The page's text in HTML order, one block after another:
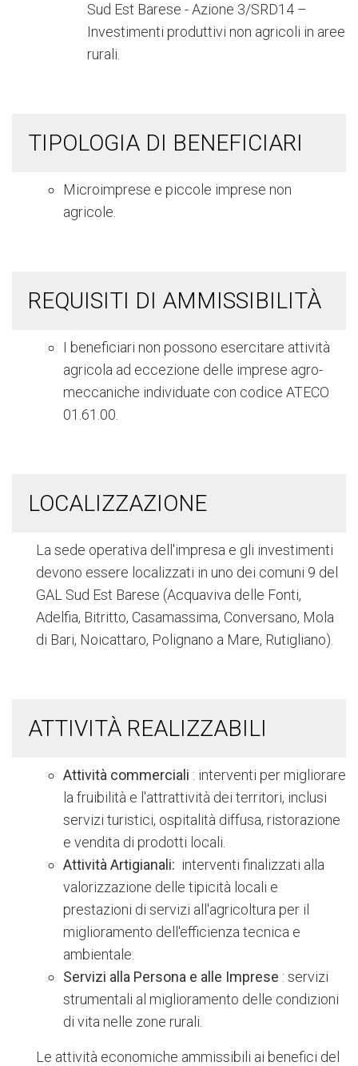
Sud Est Barese - Azione 3/SRD14 –
Investimenti produttivi non agricoli in aree
rurali.
TIPOLOGIA DI BENEFICIARI
Microimprese e piccole imprese non
agricole.
REQUISITI DI AMMISSIBILITÀ
I beneficiari non possono esercitare attività
agricola ad eccezione delle imprese agro-
meccaniche individuate con codice ATECO
01.61.00.
LOCALIZZAZIONE
La sede operativa dell'impresa e gli investimenti
devono essere localizzati in uno dei comuni 9 del
GAL Sud Est Barese (Acquaviva delle Fonti,
Adelfia, Bitritto, Casamassima, Conversano, Mola
di Bari, Noicattaro, Polignano a Mare, Rutigliano).
ATTIVITÀ REALIZZABILI
Attività commerciali : interventi per migliorare
la fruibilità e l'attrattività dei territori, inclusi
servizi turistici, ospitalità diffusa, ristorazione
e vendita di prodotti locali.
Attività Artigianali: interventi finalizzati alla
valorizzazione delle tipicità locali e
prestazioni di servizi all'agricoltura per il
miglioramento dell'efficienza tecnica e
ambientale.
Servizi alla Persona e alle Imprese : servizi
strumentali al miglioramento delle condizioni
di vita nelle zone rurali.
Le attività economiche ammissibili ai benefici del